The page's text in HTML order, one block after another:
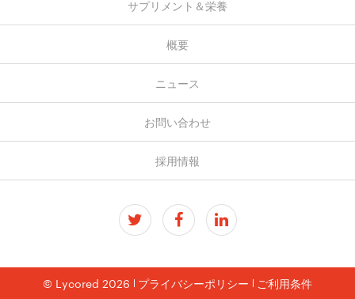
サプリメント＆栄養
概要
ニュース
お問い合わせ
採用情報
© Lycored 2026 プライバシーポリシー ご利用条件